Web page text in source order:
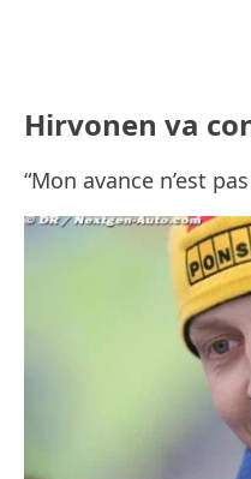
Hirvonen va
“Mon avance n’est